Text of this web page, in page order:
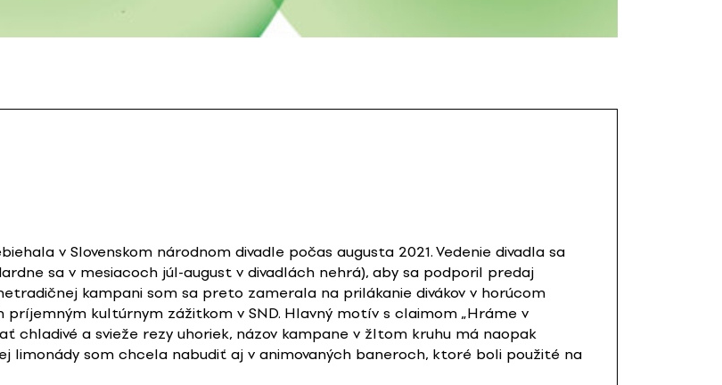
v Slovenskom národnom divadle počas augusta 2021. Vedenie divadla sa
sa v mesiacoch júl-august v divadlách nehrá), aby sa podporil predaj
kampani som sa preto zamerala na prilákanie divákov v horúcom
kultúrnym zážitkom v SND. Hlavný motív s claimom „Hráme v
chladivé a svieže rezy uhoriek, názov kampane v žltom kruhu má naopak
limonády som chcela nabudiť aj v animovaných baneroch, ktoré boli použité na